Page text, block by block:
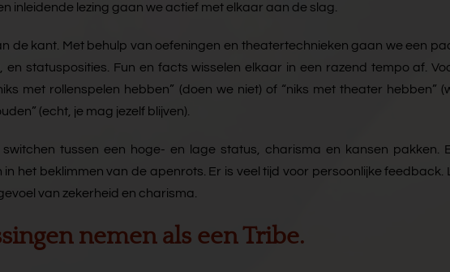
inleidende lezing gaan we actief met elkaar aan de slag.
de kant. Met behulp van oefeningen en theatertechnieken gaan we een
statusposities. Fun en facts wisselen elkaar in een razend tempo af.
met rollenspelen hebben” (doen we niet) of “niks met theater hebben”
(echt, je mag jezelf blijven).
tussen een hoge- en lage status, charisma en kansen pakken.
het beklimmen van de apenrots. Er is veel tijd voor persoonlijke feedback.
van zekerheid en charisma.
nemen als een Tribe.